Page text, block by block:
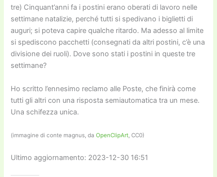
tre) Cinquant’anni fa i postini erano oberati di lavoro nelle
settimane natalizie, perché tutti si spedivano i biglietti di
auguri; si poteva capire qualche ritardo. Ma adesso al limite
si spediscono pacchetti (consegnati da altri postini, c’è una
divisione dei ruoli). Dove sono stati i postini in queste tre
settimane?
Ho scritto l’ennesimo reclamo alle Poste, che finirà come
tutti gli altri con una risposta semiautomatica tra un mese.
Una schifezza unica.
(immagine di conte magnus, daOpenClipArt, CC0)
Ultimo aggiornamento: 2023-12-30 16:51